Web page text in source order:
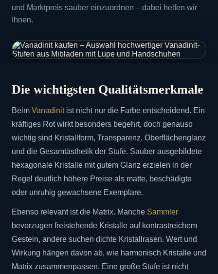
und Marktpreis sauber einzuordnen – dabei helfen wir
Ihnen.
Die wichtigsten Qualitätsmerkmale
Beim Vanadinitist nicht nur die Farbe entscheidend. Ein
kräftiges Rot wirkt besonders begehrt, doch genauso
wichtig sind Kristallform, Transparenz, Oberflächenglanz
und die Gesamtästhetik der Stufe. Sauber ausgebildete
hexagonale Kristalle mit gutem Glanz erzielen in der
Regel deutlich höhere Preise als matte, beschädigte
oder unruhig gewachsene Exemplare.
Ebenso relevant ist die Matrix. Manche Sammler
bevorzugen freistehende Kristalle auf kontrastreichem
Gestein, andere suchen dichte Kristallrasen. Wert und
Wirkung hängen davon ab, wie harmonisch Kristalle und
Matrix zusammenpassen. Eine große Stufe ist nicht